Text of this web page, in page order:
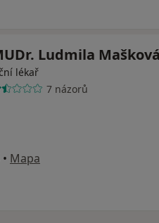
Ludmila Mašková
lékař
7 názorů
• Mapa